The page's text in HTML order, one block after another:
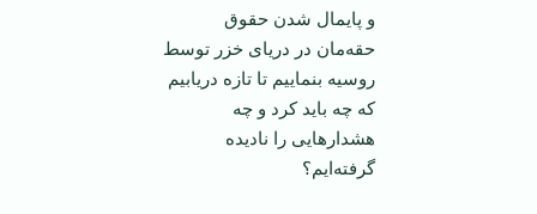
و پایمال شدن حقوق
حقه‌مان در دریای خزر توسط
روسیه بنماییم تا تازه دریابیم
که چه باید کرد و چه
هشدار‌هایی را نادیده
گرفته‌ایم؟